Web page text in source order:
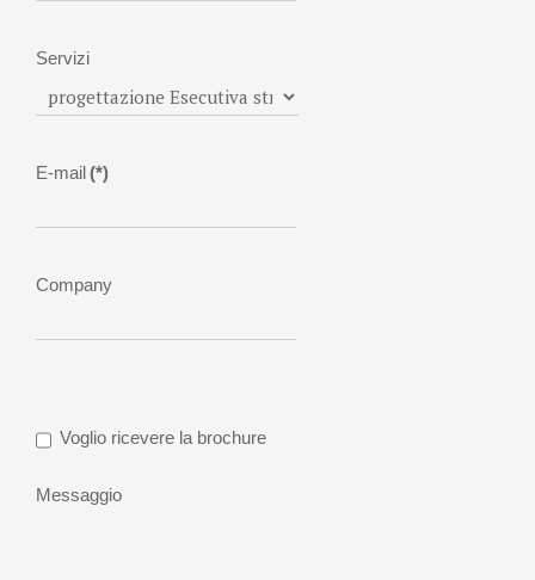
Servizi
E-mail(*)
Company
Voglio ricevere la brochure
Messaggio